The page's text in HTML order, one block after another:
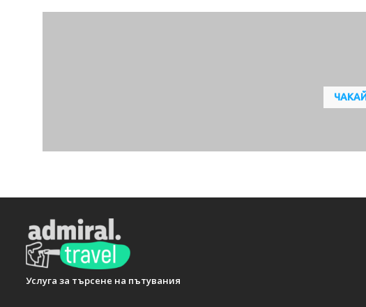
Услуга за търсене на пътувания